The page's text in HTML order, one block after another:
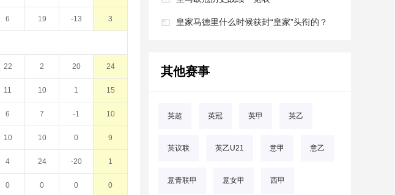
6 19 -13 3
22 2 20 24
11 10 1 15
6 7 -1 10
10 10 0 9
4 24 -20 1
0 0 0 0
皇家马德里什么时候获封“皇家”头衔的？
其他赛事
英超 英冠 英甲 英乙
英议联 英乙U21 意甲 意乙
意青联甲 意女甲 西甲